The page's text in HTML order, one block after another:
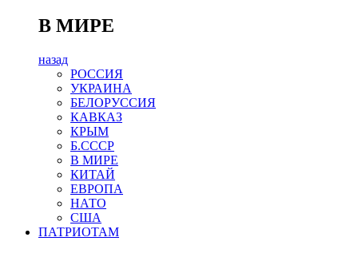
В МИРЕ
назад
РОСCИЯ
УКРАИНА
БЕЛОРУССИЯ
КАВКАЗ
КРЫМ
Б.СССР
В МИРЕ
КИТАЙ
ЕВРОПА
НАТО
США
ПАТРИОТАМ